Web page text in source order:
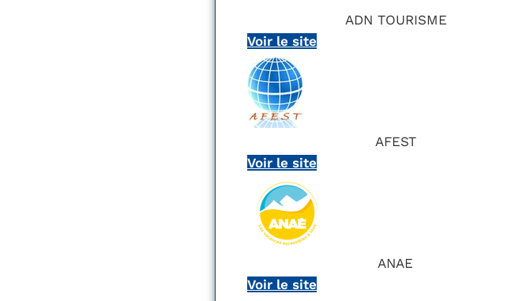
ADN TOURISME
Voir le site
AFEST
Voir le site
ANAE
Voir le site